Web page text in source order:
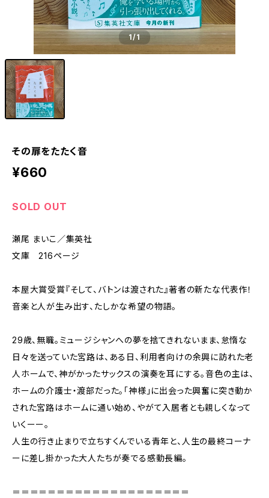
1/1
その扉をたたく音
¥660
SOLD OUT
瀬尾 まいこ／集英社
文庫 216ページ
本屋大賞受賞『そして、バトンは渡された』著者の新たな代表作！
音楽と人が生み出す、たしかな希望の物語。
29歳、無職。ミュージシャンへの夢を捨てきれないまま、怠惰な
日々を送っていた宮路は、ある日、利用者向けの余興に訪れた老
人ホームで、神がかったサックスの演奏を耳にする。音色の主は、
ホームの介護士・渡部だった。「神様」に出会った興奮に突き動か
された宮路はホームに通い始め、やがて入居者とも親しくなって
いくーー。
人生の行き止まりで立ちすくんでいる青年と、人生の最終コーナ
ーに差し掛かった大人たちが奏でる感動長編。
＝＝＝＝＝＝＝＝＝＝＝＝＝＝＝＝＝＝＝＝